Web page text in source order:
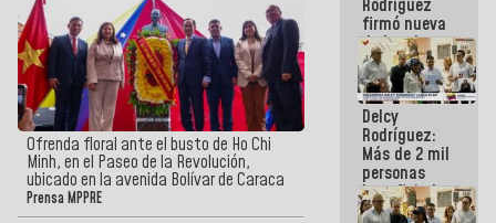
Ofrenda floral ante el busto de Ho Chi
Minh, en el Paseo de la Revolución,
ubicado en la avenida Bolívar de Caraca
Prensa MPPRE
Rodríguez
firmó nueva
de Ley de
Arrendamiento
aprobada
por la AN
Delcy
Rodríguez:
Más de 2 mil
personas
beneficiadas
con planes